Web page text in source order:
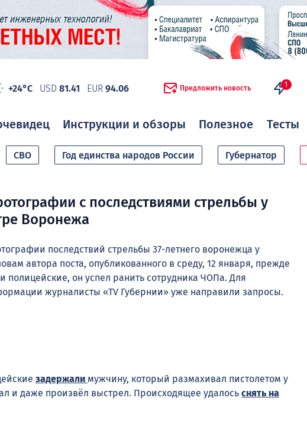
+24°C USD 81.41 EUR 94.06 Предложить новость 1
Инструкции и обзоры Полезное Тесты
СВО Год единства народов России Губернатор
с последствиями стрельбы у
Воронежа
последствий стрельбы 37-летнего воронежца у
автора поста, опубликованного в среду, 12 января, прежде
он успел ранить сотрудника ЧОПа. Для
журналисты «TV Губернии» уже направили запросы.
задержали мужчину, который размахивал пистолетом у
и даже произвёл выстрел. Происходящее удалось снять на